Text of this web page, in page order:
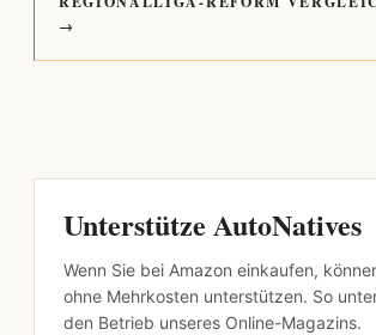
→
Unterstütze AutoNatives
Wenn Sie bei Amazon einkaufen,
ohne Mehrkosten unterstützen. So
den Betrieb unseres Online-Magazins.